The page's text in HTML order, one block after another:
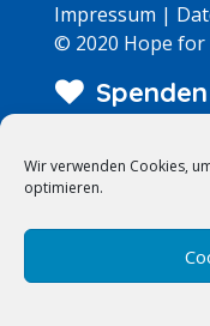
Wir verwenden Cookies,
optimieren.
Impressum |
© 2020 Hope for
Spenden
kommt bei den